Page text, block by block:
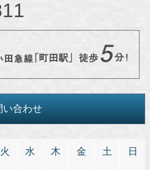
い合わせ
火 水 木 金 土 日